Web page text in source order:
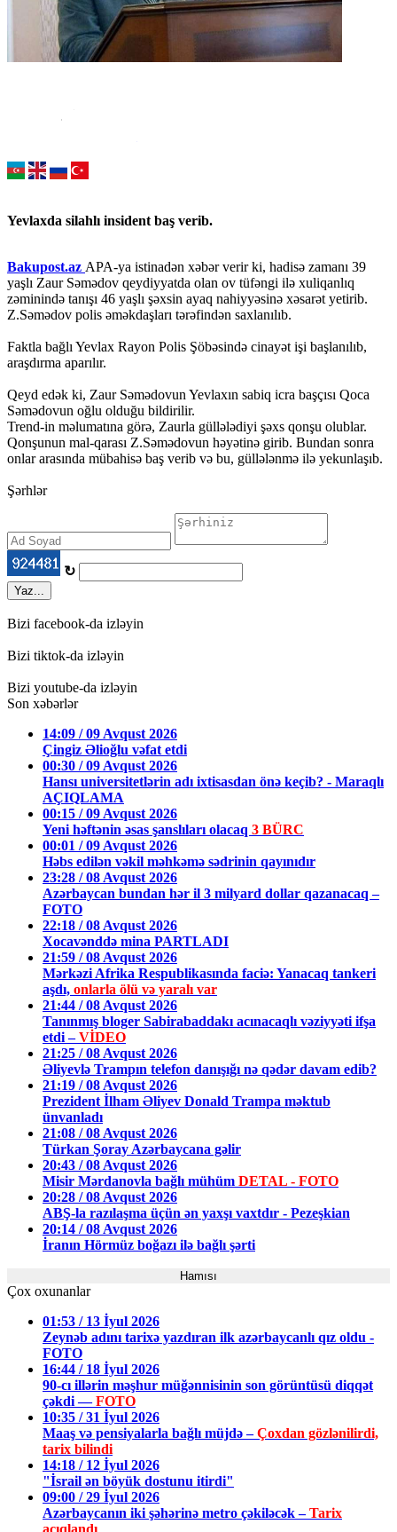
Yevlaxda silahlı insident baş verib.
Bakupost.az APA-ya istinadən xəbər verir ki, hadisə zamanı 39
yaşlı Zaur Səmədov qeydiyyatda olan ov tüfəngi ilə xuliqanlıq
zəminində tanışı 46 yaşlı şəxsin ayaq nahiyyəsinə xəsarət yetirib.
Z.Səmədov polis əməkdaşları tərəfindən saxlanılıb.
Faktla bağlı Yevlax Rayon Polis Şöbəsində cinayət işi başlanılıb,
araşdırma aparılır.
Qeyd edək ki, Zaur Səmədovun Yevlaxın sabiq icra başçısı Qoca
Səmədovun oğlu olduğu bildirilir.
Trend-in məlumatına görə, Zaurla güllələdiyi şəxs qonşu olublar.
Qonşunun mal-qarası Z.Səmədovun həyətinə girib. Bundan sonra
onlar arasında mübahisə baş verib və bu, güllələnmə ilə yekunlaşıb.
Şərhlər
↻
Yaz...
Bizi facebook-da izləyin
Bizi tiktok-da izləyin
Bizi youtube-da izləyin
Son xəbərlər
14:09 / 09 Avqust 2026
Çingiz Əlioğlu vəfat etdi
00:30 / 09 Avqust 2026
Hansı universitetlərin adı ixtisasdan önə keçib? - Maraqlı
AÇIQLAMA
00:15 / 09 Avqust 2026
Yeni həftənin əsas şanslıları olacaq 3 BÜRC
00:01 / 09 Avqust 2026
Həbs edilən vəkil məhkəmə sədrinin qayınıdır
23:28 / 08 Avqust 2026
Azərbaycan bundan hər il 3 milyard dollar qazanacaq –
FOTO
22:18 / 08 Avqust 2026
Xocavənddə mina PARTLADI
21:59 / 08 Avqust 2026
Mərkəzi Afrika Respublikasında faciə: Yanacaq tankeri
aşdı, onlarla ölü və yaralı var
21:44 / 08 Avqust 2026
Tanınmış bloger Sabirabaddakı acınacaqlı vəziyyəti ifşa
etdi –VİDEO
21:25 / 08 Avqust 2026
Əliyevlə Trampın telefon danışığı nə qədər davam edib?
21:19 / 08 Avqust 2026
Prezident İlham Əliyev Donald Trampa məktub
ünvanladı
21:08 / 08 Avqust 2026
Türkan Şoray Azərbaycana gəlir
20:43 / 08 Avqust 2026
Misir Mərdanovla bağlı mühüm DETAL - FOTO
20:28 / 08 Avqust 2026
ABŞ-la razılaşma üçün ən yaxşı vaxtdır - Pezeşkian
20:14 / 08 Avqust 2026
İranın Hörmüz boğazı ilə bağlı şərti
Hamısı
Çox oxunanlar
01:53 / 13 İyul 2026
Zeynəb adını tarixə yazdıran ilk azərbaycanlı qız oldu -
FOTO
16:44 / 18 İyul 2026
90-cı illərin məşhur müğənnisinin son görüntüsü diqqət
çəkdi —FOTO
10:35 / 31 İyul 2026
Maaş və pensiyalarla bağlı müjdə –Çoxdan gözlənilirdi,
tarix bilindi
14:18 / 12 İyul 2026
"İsrail ən böyük dostunu itirdi"
09:00 / 29 İyul 2026
Azərbaycanın iki şəhərinə metro çəkiləcək –Tarix
açıqlandı